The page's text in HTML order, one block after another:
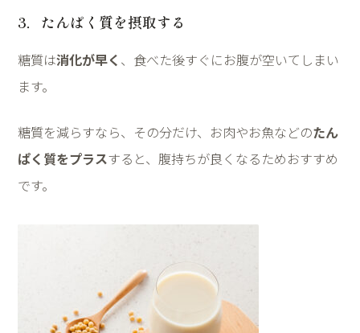
3．たんぱく質を摂取する
糖質は消化が早く 、食べた後すぐにお腹が空いてしまい
ます。
糖質を減らすなら、その分だけ、お肉やお魚などのたん
ぱく質をプラスすると、腹持ちが良くなるためおすすめ
です。